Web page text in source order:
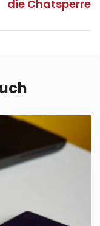
die Chatsperre